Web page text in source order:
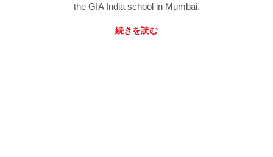
the GIA India school in Mumbai.
続きを読む